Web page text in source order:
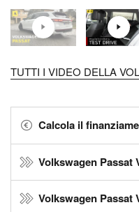
TUTTI I VIDEO DELLA
Calcola il
Volkswagen Passat
Volkswagen Passat